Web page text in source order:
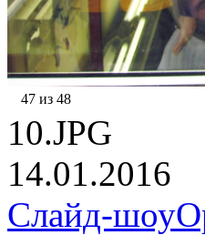
47 из 48
10.JPG
14.01.2016
Слайд-шоу